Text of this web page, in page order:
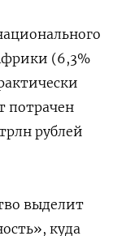
(6,3%
потрачен
рублей
выделит
куда